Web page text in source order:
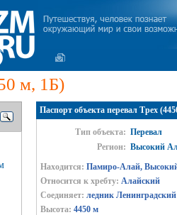
м, 1Б)
Паспорт объекта перевал Трех
Тип объекта: Перевал
Регион: Высокий
Находится: Памиро-Алай,
Относится к хребту: Алайский
Соединяет: ледник
Высота: 4450 м